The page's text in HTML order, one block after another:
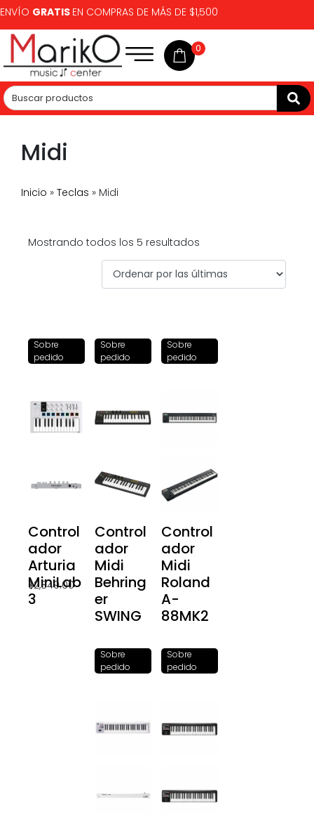
ENVÍO GRATIS EN COMPRAS DE MÁS DE $1,500
0
Midi
Inicio » Teclas » Midi
Mostrando todos los 5 resultados
Sobre
pedido
Control
ador
Arturia
MiniLab
3
$2,849.00
Sobre
pedido
Control
ador
Midi
Behring
er
SWING
Sobre
pedido
Control
ador
Midi
Roland
A-
88MK2
Sobre
pedido
Sobre
pedido